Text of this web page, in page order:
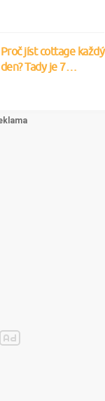
Proč jíst cottage každý
den? Tady je 7…